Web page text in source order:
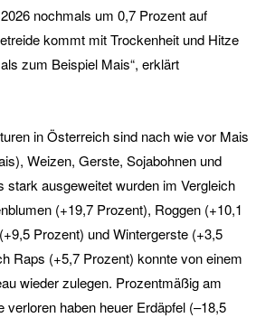
nochmals um 0,7 Prozent auf
kommt mit Trockenheit und Hitze
zum Beispiel Mais“, erklärt
in Österreich sind nach wie vor Mais
Weizen, Gerste, Sojabohnen und
stark ausgeweitet wurden im Vergleich
(+19,7 Prozent), Roggen (+10,1
Prozent) und Wintergerste (+3,5
Raps (+5,7 Prozent) konnte von einem
wieder zulegen. Prozentmäßig am
verloren haben heuer Erdäpfel (–18,5